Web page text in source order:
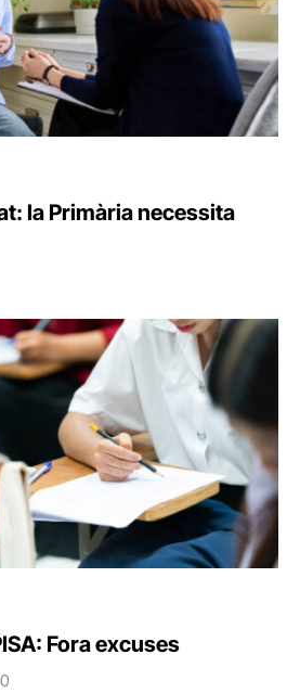
la Primària necessita
Fora excuses